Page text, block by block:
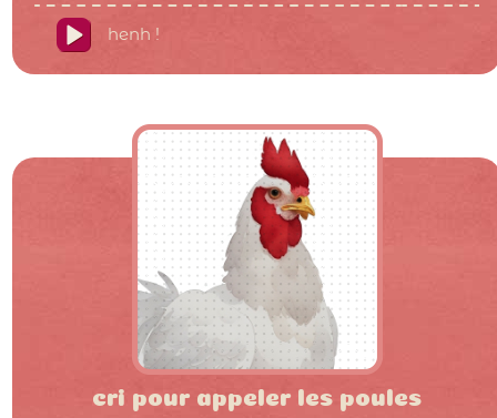
henh !
cri pour appeler les poules